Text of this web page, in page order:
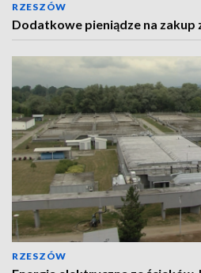
RZESZÓW
Dodatkowe pieniądze na
RZESZÓW